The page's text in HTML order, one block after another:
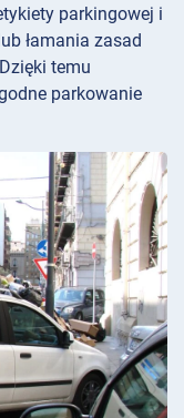
parkingowej i
łamania zasad
temu
parkowanie